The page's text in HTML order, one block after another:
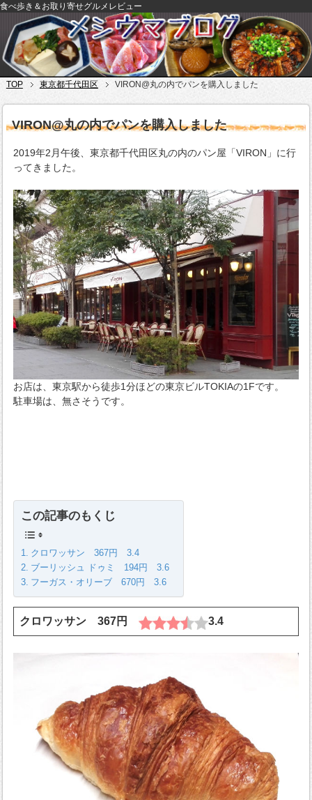
食べ歩き＆お取り寄せグルメレビュー
TOP 東京都千代田区 VIRON@丸の内でパンを購入しました
VIRON@丸の内でパンを購入しました
2019年2月午後、東京都千代田区丸の内のパン屋「VIRON」に行
ってきました。
お店は、東京駅から徒歩1分ほどの東京ビルTOKIAの1Fです。
駐車場は、無さそうです。
この記事のもくじ
クロワッサン 367円 3.4
ブーリッシュ ドゥミ 194円 3.6
フーガス・オリーブ 670円 3.6
クロワッサン 367円 3.4